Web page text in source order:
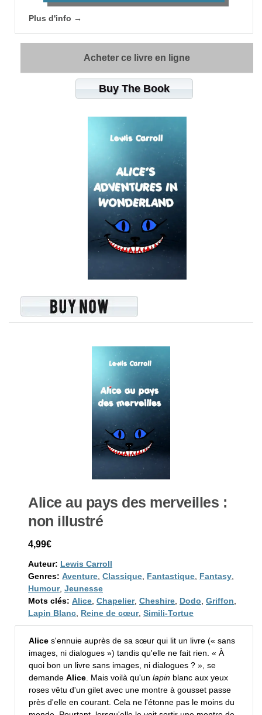
Plus d'info →
Acheter ce livre en ligne
Buy The Book
Alice au pays des merveilles :
non illustré
4,99€
Auteur: Lewis Carroll
Genres: Aventure Classique Fantastique Fantasy
Humour, Jeunesse
Mots clés: Alice Chapelier, Cheshire Dodo Griffon
Lapin Blanc Reine de cœur, Simili-Tortue
Alice s'ennuie auprès de sa sœur qui lit un livre (« sans
images, ni dialogues ») tandis qu'elle ne fait rien. « À
quoi bon un livre sans images, ni dialogues ? », se
demande Alice . Mais voilà qu'un lapin blanc aux yeux
roses vêtu d'un gilet avec une montre à gousset passe
près d'elle en courant. Cela ne l'étonne pas le moins du